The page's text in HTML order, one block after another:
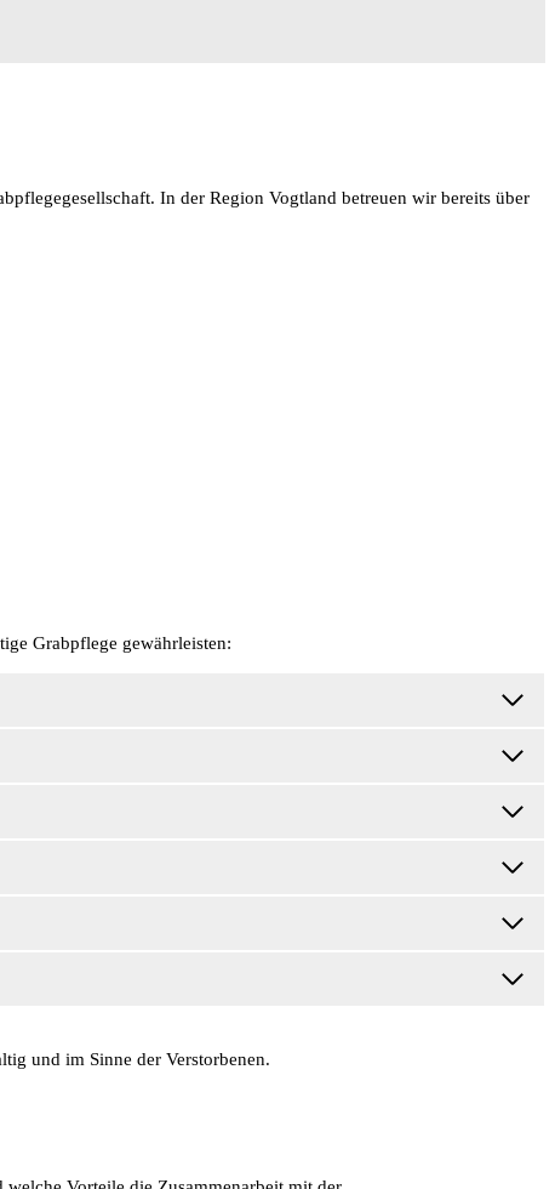
In der Region Vogtland betreuen wir bereits über
Grabpflege gewährleisten:
und im Sinne der Verstorbenen.